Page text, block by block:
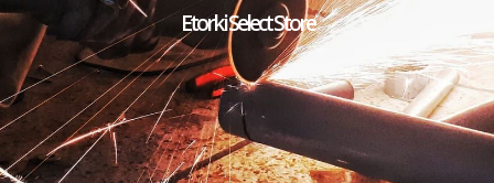
Etorki Select Store